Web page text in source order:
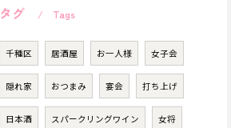
タグ Tags
千種区 居酒屋 お一人様 女子会
隠れ家 おつまみ 宴会 打ち上げ
日本酒 スパークリングワイン 女将